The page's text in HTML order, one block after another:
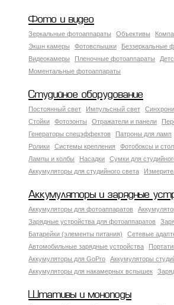
Фото и видео
Зеркальные фотоаппараты Объективы
Экшн камеры
Фотовспышки
Беззеркальные
Видеокамеры
Пленочные фотоаппараты
Моментальные фотоаппараты
Студийное оборудование
Постоянный свет Импульсный свет
Стойки
Фотозонты Отражатели и панели
Генераторы спецэффектов
Патроны для ламп
Ролики
Системы крепления
Фотобоксы и
Лампы и колбы
Насадки
Сумки для
Аккумуляторы для студийного света
Аккумуляторы и зарядные
Аккумуляторы для фотоаппаратов
Зарядные устройства для фотоаппаратов
Батарейки (элементы питания)
Сетевые
Автомобильные зарядные устройства
Аккумуляторы для GoPro
Аккумуляторы
Аккумуляторы для накамерных вспышек
Штативы и моноподы